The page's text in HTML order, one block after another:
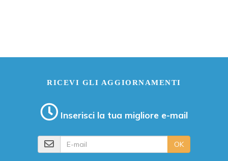
RICEVI GLI AGGIORNAMENTI
Inserisci la tua migliore e-mail
OK